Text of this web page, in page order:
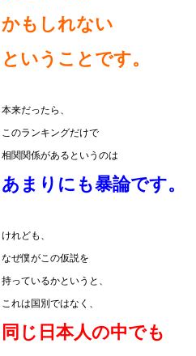
かも しれない
ということです。
本来だったら、
このランキングだけで
相関関係があるというのは
あまりにも暴論です。
けれども、
なぜ僕がこの仮説を
持っているかというと、
これは国別ではなく、
同じ日本人の中でも